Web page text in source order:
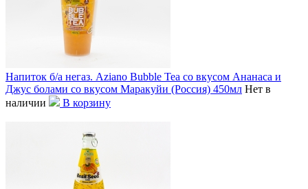
Напиток б/а негаз. Aziano Bubble Tea со вкусом Ананаса и
Джус болами со вкусом Маракуйи (Россия) 450мл Нет в
наличии
В корзину